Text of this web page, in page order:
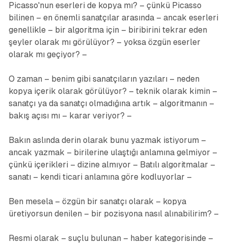
Picasso'nun eserleri de kopya mı? – çünkü Picasso
bilinen – en önemli sanatçılar arasında – ancak eserleri
genellikle – bir algoritma için – biribirini tekrar eden
şeyler olarak mı görülüyor? – yoksa özgün eserler
olarak mı geçiyor? –
O zaman – benim gibi sanatçıların yazıları – neden
kopya içerik olarak görülüyor? – teknik olarak kimin –
sanatçı ya da sanatçı olmadığına artık – algoritmanın –
bakış açısı mı – karar veriyor? –
Bakın aslında derin olarak bunu yazmak istiyorum –
ancak yazmak – birilerine ulaştığı anlamına gelmiyor –
çünkü içerikleri – dizine almıyor – Batılı algoritmalar –
sanatı – kendi ticari anlamına göre kodluyorlar –
Ben mesela – özgün bir sanatçı olarak – kopya
üretiyorsun denilen – bir pozisyona nasıl alınabilirim? –
Resmi olarak – suçlu bulunan – haber kategorisinde –